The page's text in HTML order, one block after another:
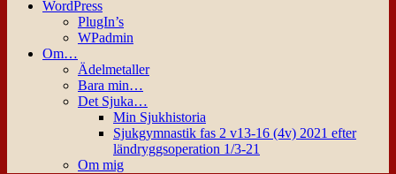
WordPress
PlugIn’s
WPadmin
Om…
Ädelmetaller
Bara min…
Det Sjuka…
Min Sjukhistoria
Sjukgymnastik fas 2 v13-16 (4v) 2021 efter
ländryggsoperation 1/3-21
Om mig